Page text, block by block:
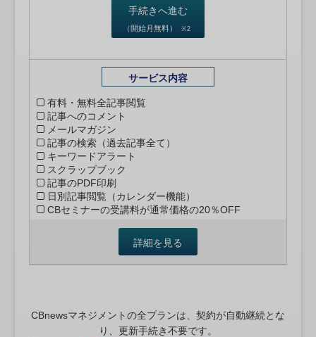
手続きへ進む
（開始月無料） ※2
サービス内容
有料・無料全記事閲覧
記事へのコメント
メールマガジン
記事の検索（過去記事全て）
キーワードアラート
スクラップブック
記事のPDF印刷
日別記事閲覧（カレンダー機能）
CBセミナーの受講料が通常価格の20％OFF
詳細を見る
CBnewsマネジメントの全プランは、契約が自動継続とな
り、更新手続き不要です。